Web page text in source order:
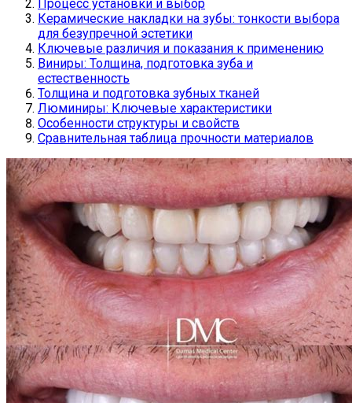
Процесс установки и выбор
Керамические накладки на зубы: тонкости выбора
для безупречной эстетики
Ключевые различия и показания к применению
Виниры: Толщина, подготовка зуба и
естественность
Толщина и подготовка зубных тканей
Люминиры: Ключевые характеристики
Особенности структуры и свойств
Сравнительная таблица прочности материалов